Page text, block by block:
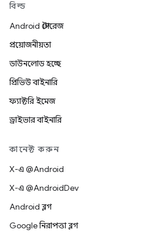
বিল্ড
Android স্টোরেজ
প্রয়োজনীয়তা
ডাউনলোড হচ্ছে
প্রিভিউ বাইনারি
ফ্যাক্টরি ইমেজ
ড্রাইভার বাইনারি
কানেক্ট করুন
X-এ @Android
X-এ @AndroidDev
Android ব্লগ
Google নিরাপত্তা ব্লগ